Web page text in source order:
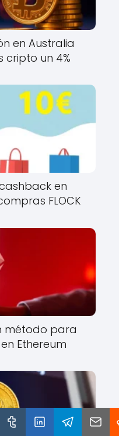
en Australia
cripto un 4%
en
FLOCK
método para
Ethereum